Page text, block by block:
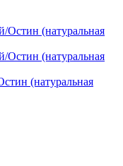
(натуральная